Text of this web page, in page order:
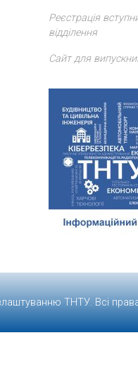
Реєстрація
відділення
Сайт для
ТНТУ. Всі